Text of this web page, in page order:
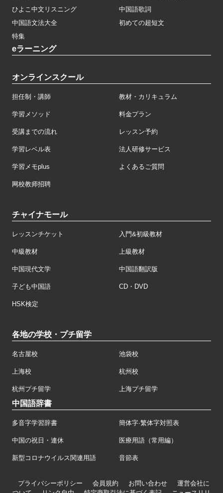
ひよこ中文リスニング
中国語歌詞
中国語文法大全
初めての超短文
特集
eラーニング
オンラインスクール
担任制・講師 教材・カリキュラム
学習メソッド 料金プラン
受講までの流れ レッスン予約
学習レベル表 法人研修サービス
学習メモplus よくあるご質問
网校教师招聘
チャイナモール
レッスンチケット 入門&初級教材
中級教材 上級教材
中国現代文学 中国語翻訳版
子ども中国語 CD・DVD
HSK検定
各地の学校・プチ留学
名古屋校 池袋校
上海校 杭州校
杭州プチ留学 上海プチ留学
中国語辞書
多音字学習辞書 簡体字·繁体字対照表
中国の祝日・連休 医療用語（常用編）
新型コロナウイルス関連用語 音節表
プライバシーポリシー 会員規約 お問い合わせ
運営会社に